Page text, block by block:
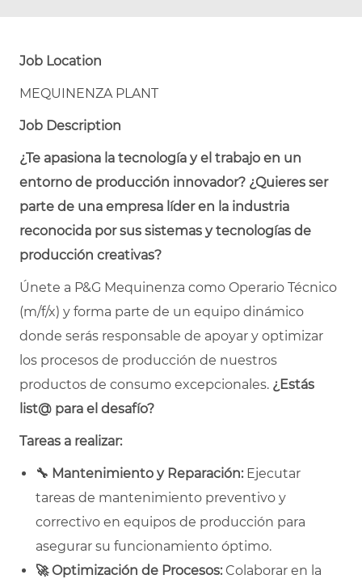
Job Location
MEQUINENZA PLANT
Job Description
¿Te apasiona la tecnología y el trabajo en un
entorno de producción innovador? ¿Quieres ser
parte de una empresa líder en la industria
reconocida por sus sistemas y tecnologías de
producción creativas?
Únete a P&G Mequinenza como Operario Técnico
(m/f/x) y forma parte de un equipo dinámico
donde serás responsable de apoyar y optimizar
los procesos de producción de nuestros
productos de consumo excepcionales. ¿Estás
list@ para el desafío?
Tareas a realizar:
🔧 Mantenimiento y Reparación:Ejecutar
tareas de mantenimiento preventivo y
correctivo en equipos de producción para
asegurar su funcionamiento óptimo.
🚀 Optimización de Procesos:Colaborar en la